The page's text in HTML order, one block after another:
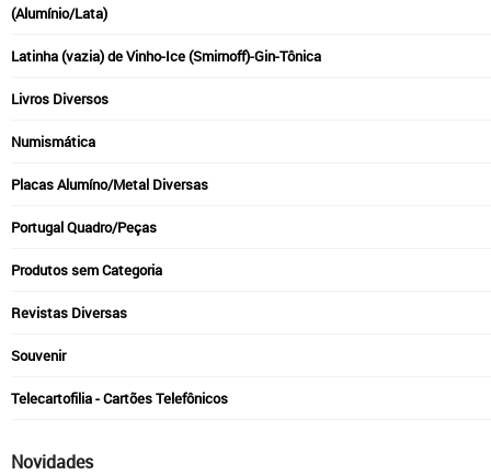
(Alumínio/Lata)
Latinha (vazia) de Vinho-Ice (Smirnoff)-Gin-Tônica
Livros Diversos
Numismática
Placas Alumíno/Metal Diversas
Portugal Quadro/Peças
Produtos sem Categoria
Revistas Diversas
Souvenir
Telecartofilia - Cartões Telefônicos
Novidades